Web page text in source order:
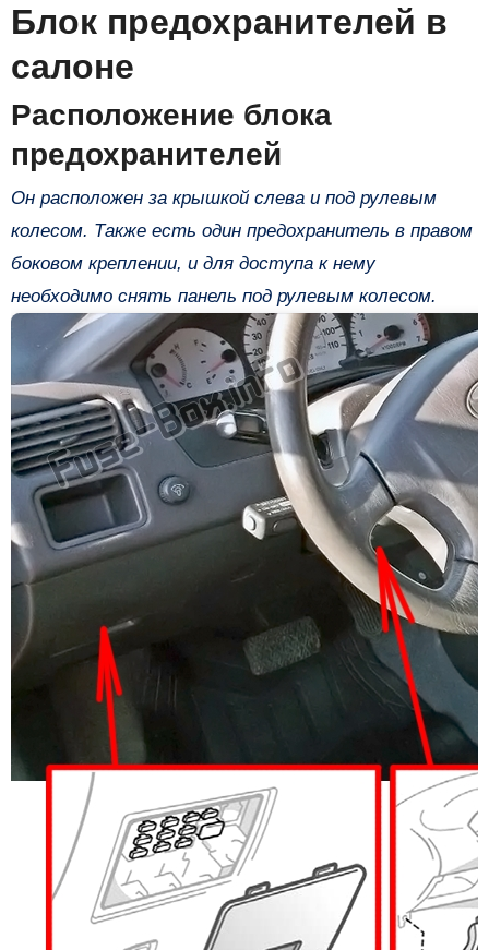
Блок предохранителей в
салоне
Расположение блока
предохранителей
Он расположен за крышкой слева и под рулевым
колесом. Также есть один предохранитель в правом
боковом креплении, и для доступа к нему
необходимо снять панель под рулевым колесом.